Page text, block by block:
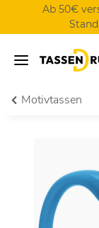
Ab 50€
Motivtassen